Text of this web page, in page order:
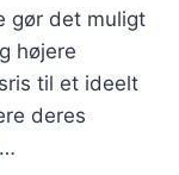
gør det muligt
højere
til et ideelt
deres